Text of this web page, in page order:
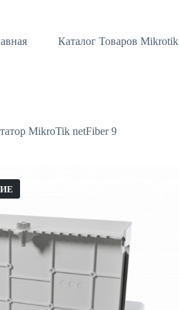
Каталог Товаров Mikrotik
MikroTik netFiber 9